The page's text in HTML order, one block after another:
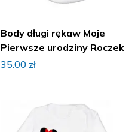
Body długi rękaw Moje
Pierwsze urodziny Roczek
35.00 zł